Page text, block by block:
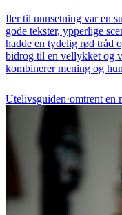
Iler til unnsetning var en
gode tekster, ypperlige
hadde en tydelig rød tråd
bidrog til en vellykket og
kombinerer mening og
Utelivsguiden·omtrent en